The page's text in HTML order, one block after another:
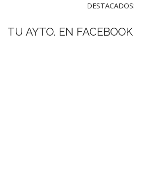
DESTACADOS:
TU AYTO. EN FACEBOOK